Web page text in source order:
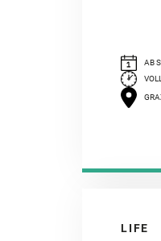
AB
LIFE